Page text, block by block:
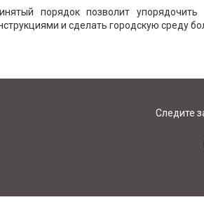
порядок позволит
и сделать городскую среду
Следите